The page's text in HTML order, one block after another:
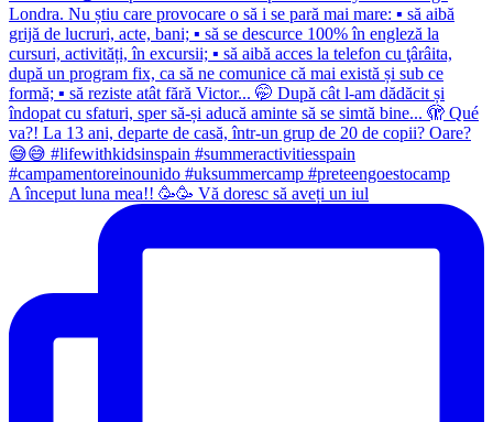
A început luna mea!! 🥳🥳 Vă doresc să aveți un iul